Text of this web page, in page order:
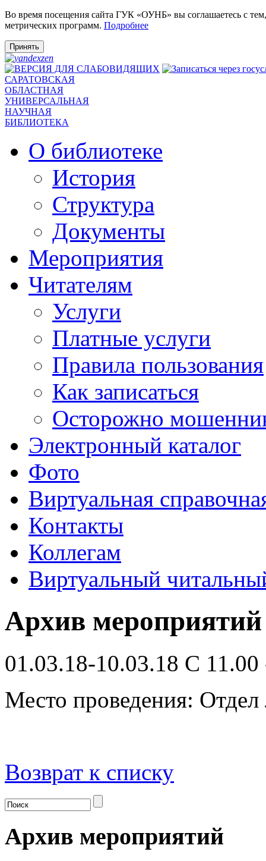
Во время посещения сайта ГУК «ОУНБ» вы соглашаетесь с
метрических программ. Подробнее
Принять
САРАТОВСКАЯ
ОБЛАСТНАЯ
УНИВЕРСАЛЬНАЯ
НАУЧНАЯ
БИБЛИОТЕКА
О библиотеке
История
Структура
Документы
Мероприятия
Читателям
Услуги
Платные услуги
Правила пользования
Как записаться
Осторожно
Электронный каталог
Фото
Виртуальная
Контакты
Коллегам
Виртуальный
Архив мероприятий
01.03.18-10.03.18 С 11.00
Место проведения: Отдел
Возврат к списку
Архив мероприятий